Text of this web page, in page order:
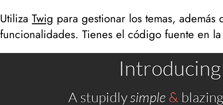
Utiliza Twig para gestionar los temas,
funcionalidades. Tienes el código fuente en